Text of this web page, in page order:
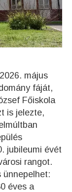
május
fáját,
Főiskola
is jelezte,
jubileumi évét
rangot.
ünnepelhet:
éves a